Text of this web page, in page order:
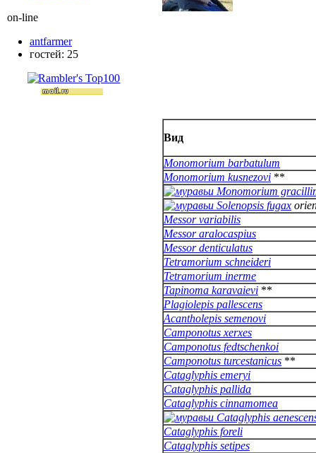
Вид
Monomorium barbatulum
Monomorium kusnezovi **
Monomorium
Solenopsis fugax
Messor variabilis
Messor aralocaspius
Messor denticulatus
Tetramorium schneideri
Tetramorium inerme
Tapinoma karavaievi **
Plagiolepis pallescens
Acantholepis semenovi
Camponotus xerxes
Camponotus fedtschenkoi
Camponotus turcestanicus **
Cataglyphis emeryi
Cataglyphis pallida
Cataglyphis cinnamomea
Cataglyphis
Cataglyphis foreli
Cataglyphis setipes
on-line
antfarmer
гостей: 25